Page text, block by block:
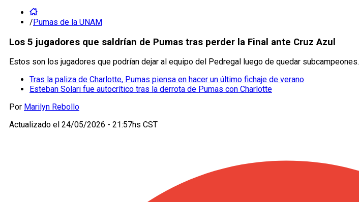
/Pumas de la UNAM
Los 5 jugadores que saldrían de Pumas tras perder la Final ante Cruz Azul
Estos son los jugadores que podrían dejar al equipo del Pedregal luego de quedar subcampeones.
Tras la paliza de Charlotte, Pumas piensa en hacer un último fichaje de verano
Esteban Solari fue autocrítico tras la derrota de Pumas con Charlotte
Por Marilyn Rebollo
Actualizado el 24/05/2026 - 21:57hs CST